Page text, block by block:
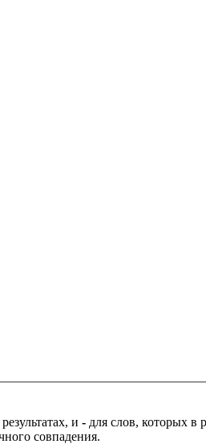
и - для слов, которых в
совпадения.